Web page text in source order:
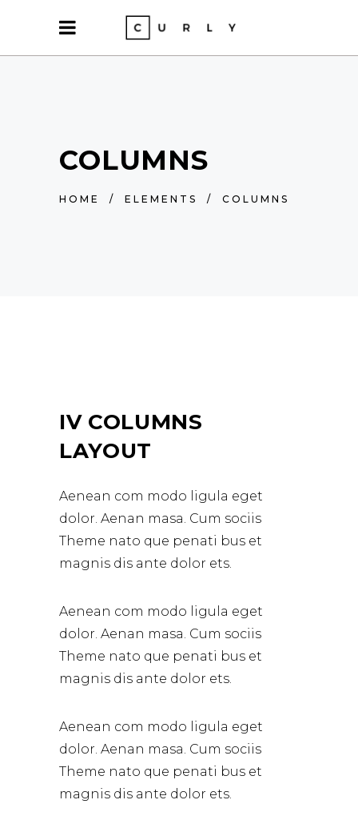
COLUMNS
HOME / ELEMENTS / COLUMNS
IV COLUMNS
LAYOUT
Aenean com modo ligula eget
dolor. Aenan masa. Cum sociis
Theme nato que penati bus et
magnis dis ante dolor ets.
Aenean com modo ligula eget
dolor. Aenan masa. Cum sociis
Theme nato que penati bus et
magnis dis ante dolor ets.
Aenean com modo ligula eget
dolor. Aenan masa. Cum sociis
Theme nato que penati bus et
magnis dis ante dolor ets.